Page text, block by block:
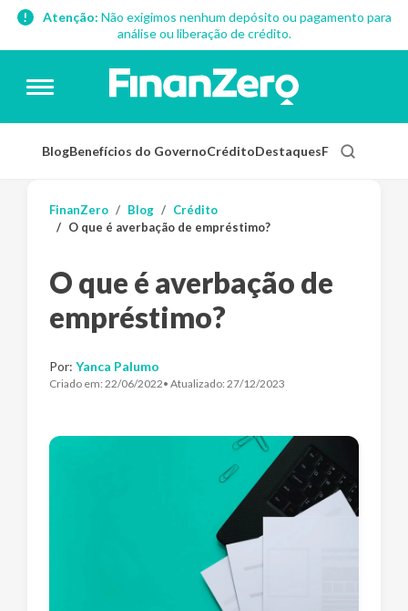
Atenção: Não exigimos nenhum depósito ou pagamento para
análise ou liberação de crédito.
BlogBenefícios do GovernoCréditoDestaquesFinanças
FinanZero Blog
Crédito
O que é averbação de empréstimo?
O que é averbação de
empréstimo?
Por: Yanca Palumo
Criado em: 22/06/2022• Atualizado: 27/12/2023